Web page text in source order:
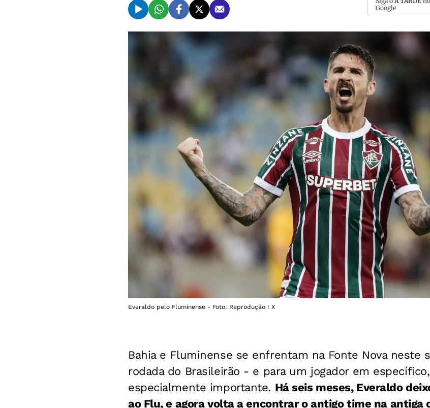
Google
Everaldo pelo Fluminense - Foto: Reprodução I X
Bahia e Fluminense se enfrentam na Fonte Nova neste
rodada do Brasileirão - e para um jogador em
especialmente importante. Há seis meses, Everaldo
ao Flu, e agora volta a encontrar o antigo time na antiga